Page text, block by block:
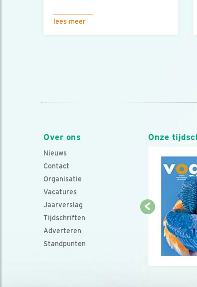
lees meer
Over ons
Nieuws
Contact
Organisatie
Vacatures
Jaarverslag
Tijdschriften
Adverteren
Standpunten
Onze